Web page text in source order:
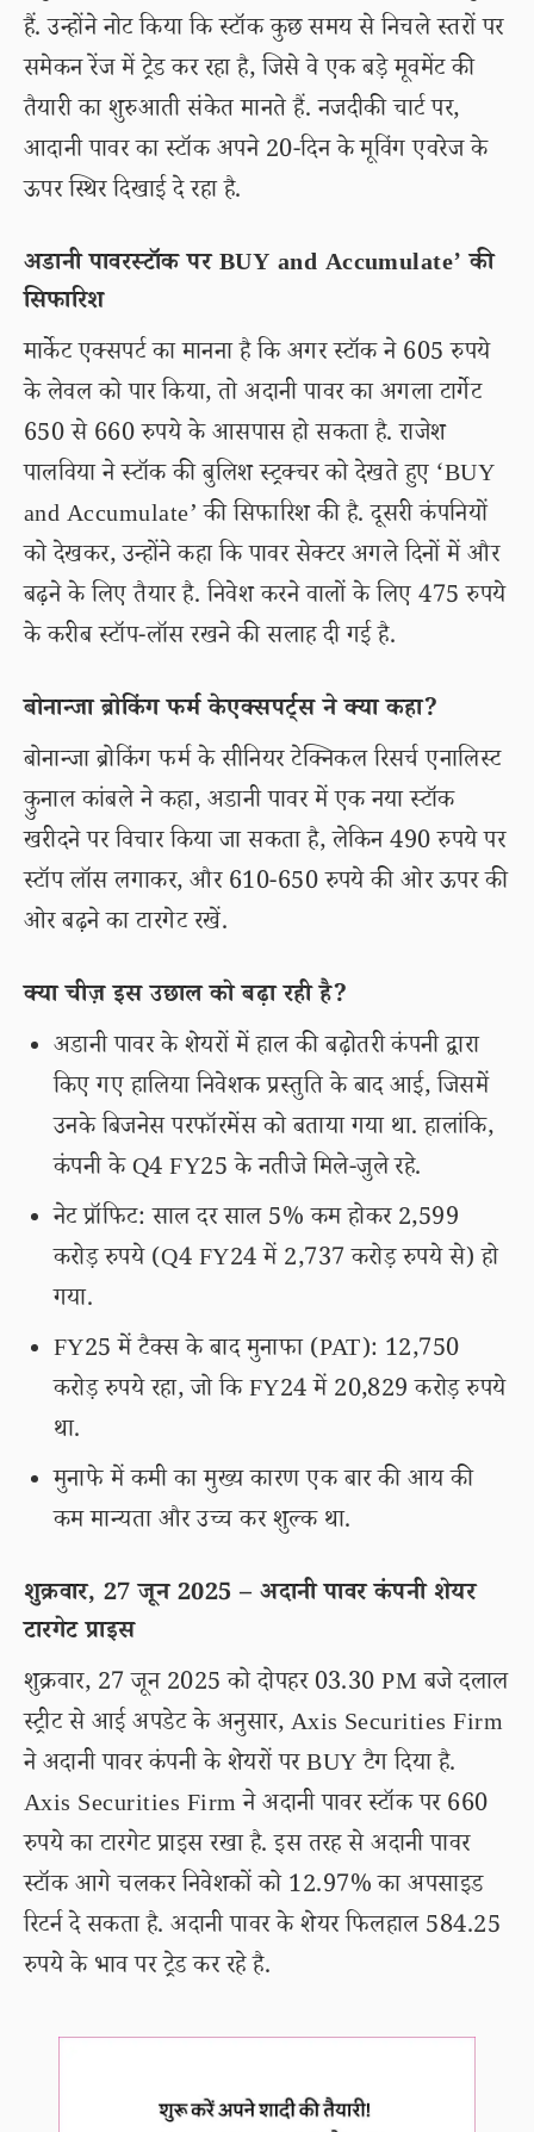
हैं. उन्होंने नोट किया कि स्टॉक कुछ समय से निचले स्तरों पर
समेकन रेंज में ट्रेड कर रहा है, जिसे वे एक बड़े मूवमेंट की
तैयारी का शुरुआती संकेत मानते हैं. नजदीकी चार्ट पर,
आदानी पावर का स्टॉक अपने 20-दिन के मूविंग एवरेज के
ऊपर स्थिर दिखाई दे रहा है.
अडानी पावरस्टॉक पर BUY and Accumulate’ की
सिफारिश
मार्केट एक्सपर्ट का मानना है कि अगर स्टॉक ने 605 रुपये
के लेवल को पार किया, तो अदानी पावर का अगला टार्गेट
650 से 660 रुपये के आसपास हो सकता है. राजेश
पालविया ने स्टॉक की बुलिश स्ट्रक्चर को देखते हुए ‘BUY
and Accumulate’ की सिफारिश की है. दूसरी कंपनियों
को देखकर, उन्होंने कहा कि पावर सेक्टर अगले दिनों में और
बढ़ने के लिए तैयार है. निवेश करने वालों के लिए 475 रुपये
के करीब स्टॉप-लॉस रखने की सलाह दी गई है.
बोनान्जा ब्रोकिंग फर्म केएक्सपर्ट्स ने क्या कहा?
बोनान्जा ब्रोकिंग फर्म के सीनियर टेक्निकल रिसर्च एनालिस्ट
कुुनाल कांबले ने कहा, अडानी पावर में एक नया स्टॉक
खरीदने पर विचार किया जा सकता है, लेकिन 490 रुपये पर
स्टॉप लॉस लगाकर, और 610-650 रुपये की ओर ऊपर की
ओर बढ़ने का टारगेट रखें.
क्या चीज़ इस उछाल को बढ़ा रही है?
अडानी पावर के शेयरों में हाल की बढ़ोतरी कंपनी द्वारा
किए गए हालिया निवेशक प्रस्तुति के बाद आई, जिसमें
उनके बिजनेस परफॉरमेंस को बताया गया था. हालांकि,
कंपनी के Q4 FY25 के नतीजे मिले-जुले रहे.
नेट प्रॉफिट: साल दर साल 5% कम होकर 2,599
करोड़ रुपये (Q4 FY24 में 2,737 करोड़ रुपये से) हो
गया.
FY25 में टैक्स के बाद मुनाफा (PAT): 12,750
करोड़ रुपये रहा, जो कि FY24 में 20,829 करोड़ रुपये
था.
मुनाफे में कमी का मुख्य कारण एक बार की आय की
कम मान्यता और उच्च कर शुल्क था.
शुक्रवार, 27 जून 2025 – अदानी पावर कंपनी शेयर
टारगेट प्राइस
शुक्रवार, 27 जून 2025 को दोपहर 03.30 PM बजे दलाल
स्ट्रीट से आई अपडेट के अनुसार, Axis Securities Firm
ने अदानी पावर कंपनी के शेयरों पर BUY टैग दिया है.
Axis Securities Firm ने अदानी पावर स्टॉक पर 660
रुपये का टारगेट प्राइस रखा है. इस तरह से अदानी पावर
स्टॉक आगे चलकर निवेशकों को 12.97% का अपसाइड
रिटर्न दे सकता है. अदानी पावर के शेयर फिलहाल 584.25
रुपये के भाव पर ट्रेड कर रहे है.